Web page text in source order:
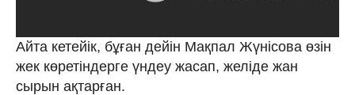
Айта кетейік, бұған дейін Мақпал Жүнісова өзін
жек көретіндерге үндеу жасап, желіде жан
сырын ақтарған.